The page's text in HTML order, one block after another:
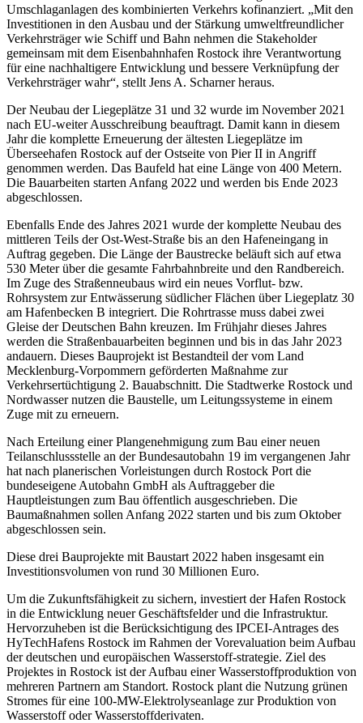
Umschlaganlagen des kombinierten Verkehrs kofinanziert. „Mit den
Investitionen in den Ausbau und der Stärkung umweltfreundlicher
Verkehrsträger wie Schiff und Bahn nehmen die Stakeholder
gemeinsam mit dem Eisenbahnhafen Rostock ihre Verantwortung
für eine nachhaltigere Entwicklung und bessere Verknüpfung der
Verkehrsträger wahr“, stellt Jens A. Scharner heraus.
Der Neubau der Liegeplätze 31 und 32 wurde im November 2021
nach EU-weiter Ausschreibung beauftragt. Damit kann in diesem
Jahr die komplette Erneuerung der ältesten Liegeplätze im
Überseehafen Rostock auf der Ostseite von Pier II in Angriff
genommen werden. Das Baufeld hat eine Länge von 400 Metern.
Die Bauarbeiten starten Anfang 2022 und werden bis Ende 2023
abgeschlossen.
Ebenfalls Ende des Jahres 2021 wurde der komplette Neubau des
mittleren Teils der Ost-West-Straße bis an den Hafeneingang in
Auftrag gegeben. Die Länge der Baustrecke beläuft sich auf etwa
530 Meter über die gesamte Fahrbahnbreite und den Randbereich.
Im Zuge des Straßenneubaus wird ein neues Vorflut- bzw.
Rohrsystem zur Entwässerung südlicher Flächen über Liegeplatz 30
am Hafenbecken B integriert. Die Rohrtrasse muss dabei zwei
Gleise der Deutschen Bahn kreuzen. Im Frühjahr dieses Jahres
werden die Straßenbauarbeiten beginnen und bis in das Jahr 2023
andauern. Dieses Bauprojekt ist Bestandteil der vom Land
Mecklenburg-Vorpommern geförderten Maßnahme zur
Verkehrsertüchtigung 2. Bauabschnitt. Die Stadtwerke Rostock und
Nordwasser nutzen die Baustelle, um Leitungssysteme in einem
Zuge mit zu erneuern.
Nach Erteilung einer Plangenehmigung zum Bau einer neuen
Teilanschlussstelle an der Bundesautobahn 19 im vergangenen Jahr
hat nach planerischen Vorleistungen durch Rostock Port die
bundeseigene Autobahn GmbH als Auftraggeber die
Hauptleistungen zum Bau öffentlich ausgeschrieben. Die
Baumaßnahmen sollen Anfang 2022 starten und bis zum Oktober
abgeschlossen sein.
Diese drei Bauprojekte mit Baustart 2022 haben insgesamt ein
Investitionsvolumen von rund 30 Millionen Euro.
Um die Zukunftsfähigkeit zu sichern, investiert der Hafen Rostock
in die Entwicklung neuer Geschäftsfelder und die Infrastruktur.
Hervorzuheben ist die Berücksichtigung des IPCEI-Antrages des
HyTechHafens Rostock im Rahmen der Vorevaluation beim Aufbau
der deutschen und europäischen Wasserstoff-strategie. Ziel des
Projektes in Rostock ist der Aufbau einer Wasserstoffproduktion von
mehreren Partnern am Standort. Rostock plant die Nutzung grünen
Stromes für eine 100-MW-Elektrolyseanlage zur Produktion von
Wasserstoff oder Wasserstoffderivaten.